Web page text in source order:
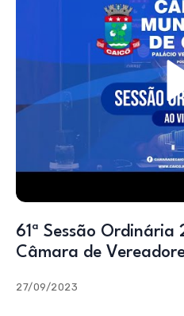
61ª Sessão
Câmara de
27/09/2023